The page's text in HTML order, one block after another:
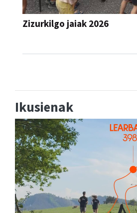
Zizurkilgo jaiak 2026
Ikusienak